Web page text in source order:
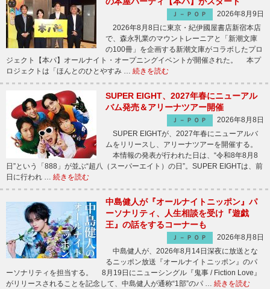
Ｊ－ＰＯＰ
2026年8月9日
2026年8月8日に東京・紀伊國屋書店新宿本店
で、森永乳業のマウントレーニアと「新潮文庫
の100冊」を企画する新潮文庫がコラボしたプロ
ジェクト【本パ】オールナイト・オープニングイベントが開催された。 本プ
ロジェクトは「ほんとのひとやすみ … 続きを読む
SUPER EIGHT、2027年春にニューアル
バム発売＆アリーナツアー開催
Ｊ－ＰＯＰ
2026年8月8日
SUPER EIGHTが、2027年春にニューアルバ
ムをリリースし、アリーナツアーを開催する。
本情報の発表が行われた日は、“令和8年8月8
日”という「888」が並ぶ“超八（スーパーエイト）の日”。SUPER EIGHTは、前
日に行われ … 続きを読む
中島健人が『オールナイトニッポン』パ
ーソナリティ、人生相談を受け『遊戯
王』の話をするコーナーも
Ｊ－ＰＯＰ
2026年8月8日
中島健人が、2026年8月14日深夜に放送とな
るニッポン放送『オールナイトニッポン』のパ
ーソナリティを担当する。 8月19日にニューシングル『鬼事 / Fiction Love』
がリリースされることを記念して、中島健人が通称“1部”のパ … 続きを読む